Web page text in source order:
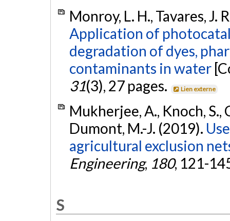
Monroy, L. H., Tavares, J.
Application of
degradation of dyes,
contaminants in water
31(3), 27 pages. Lien externe
Mukherjee, A., Knoch, S.,
Dumont, M.-J. (2019).
agricultural exclusion
Engineering, 180, 121-
S